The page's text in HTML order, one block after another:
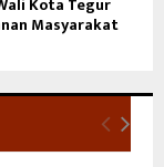
Masyarakat